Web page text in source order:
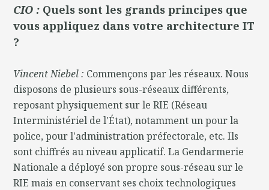
CIO : Quels sont les grands principes que
vous appliquez dans votre architecture IT
?
Vincent Niebel : Commençons par les réseaux. Nous
disposons de plusieurs sous-réseaux différents,
reposant physiquement sur le RIE (Réseau
Interministériel de l'État), notamment un pour la
police, pour l'administration préfectorale, etc. Ils
sont chiffrés au niveau applicatif. La Gendarmerie
Nationale a déployé son propre sous-réseau sur le
RIE mais en conservant ses choix technologiques